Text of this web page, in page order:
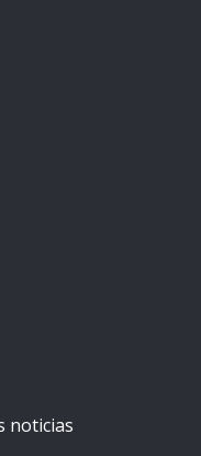
noticias